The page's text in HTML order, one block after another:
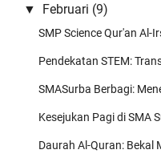
Admin
Pangestune kang...mugi-
Admin
Amiiin Yaa Robbal
▼ Februari (9)
SMP Science Qur'an Al-
Pendekatan STEM:
SMASurba Berbagi:
Kesejukan Pagi di SMA
Daurah Al-Quran: Bekal